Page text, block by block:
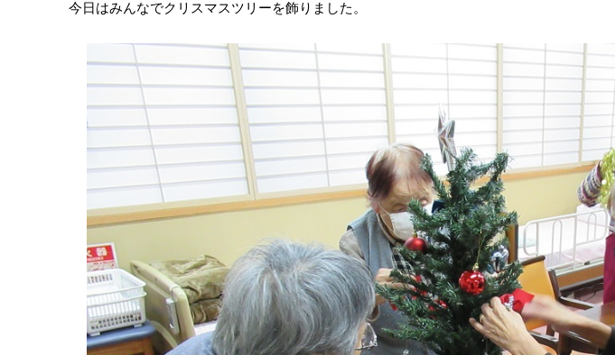
今日はみんなでクリスマスツリーを飾りました。